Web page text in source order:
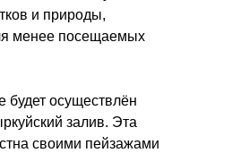
и природы,
менее посещаемых
будет осуществлён
залив. Эта
своими пейзажами